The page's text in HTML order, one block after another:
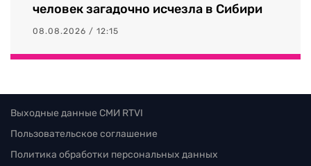
человек загадочно исчезла в Сибири
08.08.2026 / 12:15
Выходные данные СМИ RTVI
Пользовательское соглашение
Политика обработки персональных данных